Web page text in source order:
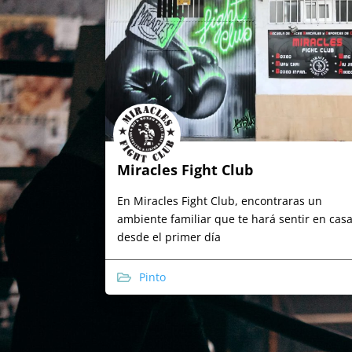
Miracles Fight Club
En Miracles Fight Club, encontraras un
ambiente familiar que te hará sentir en
desde el primer día
Pinto